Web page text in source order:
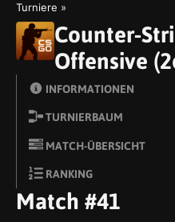
Turniere
Counter-
Offensive
INFORMATIONEN
TURNIERBAUM
MATCH-ÜBERSICHT
RANKING
Match #41